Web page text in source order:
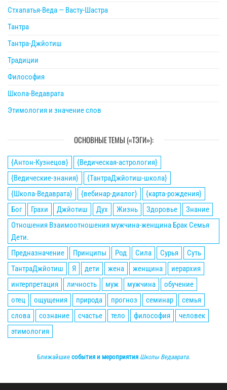
Стхапатья-Веда — Васту-Шастра
Тантра
Тантра-Джйотиш
Традиции
Философия
Школа-Ведаврата
Этимология и значение слов
ОСНОВНЫЕ ТЕМЫ («ТЭГИ»):
{Антон-Кузнецов}
{Ведическая-астрология}
{Ведические-знания}
{ТантраДжйотиш-школа}
{Школа-Ведаврата}
{вебинар-диалог}
{карта-рождения}
Бог
Грахи Джйотиш Дух Жизнь Здоровье
Знание
Отношения Взаимоотношения мужчина-женщина Брак Семья
Дети.
Предназначение
Принципы Род Сила Сурья
Суть
ТантраДжйотиш
Я дети жена женщина
иерархия
интерпретация
личность муж мужчина
обучение
отец
ощущения природа прогноз семинар
семья
слова
сознание счастье тело философия
человек
этимология
Ближайшие события и мероприятия Школы Ведаврата.